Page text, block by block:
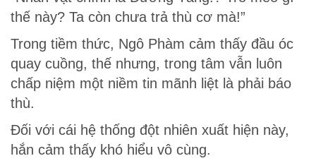
thế này? Ta còn chưa trả thù cơ mà!”
Trong tiềm thức, Ngô Phàm cảm thấy đầu óc
quay cuồng, thế nhưng, trong tâm vẫn luôn
chấp niệm một niềm tin mãnh liệt là phải báo
thù.
Đối với cái hệ thống đột nhiên xuất hiện này,
hắn cảm thấy khó hiểu vô cùng.